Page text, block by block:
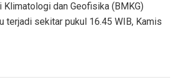
Klimatologi dan Geofisika (BMKG)
terjadi sekitar pukul 16.45 WIB, Kamis